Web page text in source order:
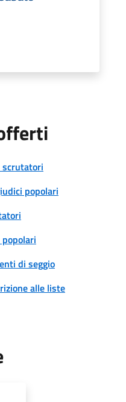
scrutatori
popolari
di seggio
alle liste